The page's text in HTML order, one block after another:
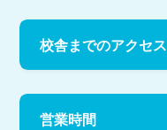
校舎までのアクセス
営業時間